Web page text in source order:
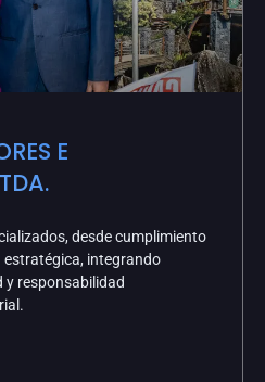
E
desde cumplimiento
integrando
y responsabilidad